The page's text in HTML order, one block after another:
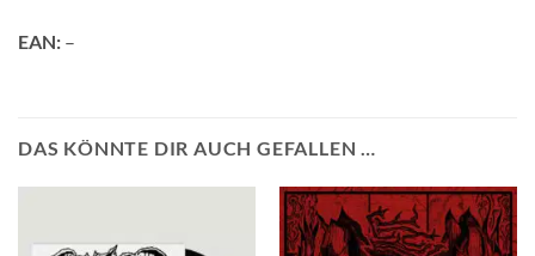
EAN: –
DAS KÖNNTE DIR AUCH GEFALLEN …